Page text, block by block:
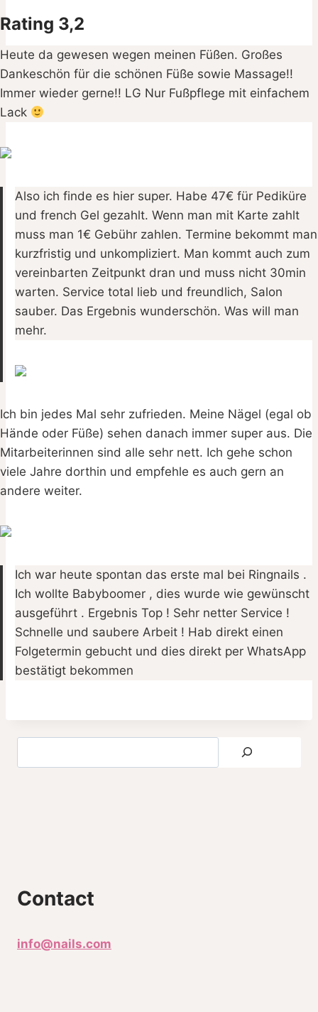
Rating 3,2
Heute da gewesen wegen meinen Füßen. Großes
Dankeschön für die schönen Füße sowie Massage!!
Immer wieder gerne!! LG Nur Fußpflege mit einfachem
Lack
Also ich finde es hier super. Habe 47€ für Pediküre
und french Gel gezahlt. Wenn man mit Karte zahlt
muss man 1€ Gebühr zahlen. Termine bekommt man
kurzfristig und unkompliziert. Man kommt auch zum
vereinbarten Zeitpunkt dran und muss nicht 30min
warten. Service total lieb und freundlich, Salon
sauber. Das Ergebnis wunderschön. Was will man
mehr.
Ich bin jedes Mal sehr zufrieden. Meine Nägel (egal ob
Hände oder Füße) sehen danach immer super aus. Die
Mitarbeiterinnen sind alle sehr nett. Ich gehe schon
viele Jahre dorthin und empfehle es auch gern an
andere weiter.
Ich war heute spontan das erste mal bei Ringnails .
Ich wollte Babyboomer , dies wurde wie gewünscht
ausgeführt . Ergebnis Top ! Sehr netter Service !
Schnelle und saubere Arbeit ! Hab direkt einen
Folgetermin gebucht und dies direkt per WhatsApp
bestätigt bekommen
Contact
info@nails.com